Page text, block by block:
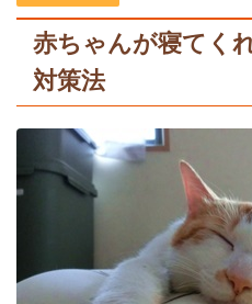
赤ちゃんが寝てく
対策法